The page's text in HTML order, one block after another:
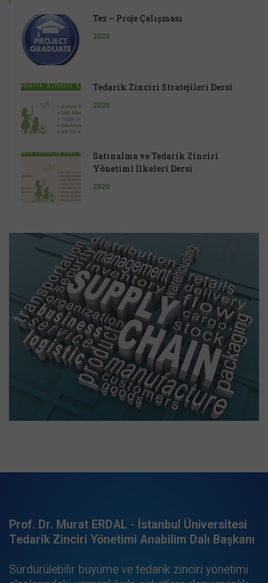
Tez – Proje Çalışması
2020
Tedarik Zinciri Stratejileri Dersi
2020
Satınalma ve Tedarik Zinciri
Yönetimi İlkeleri Dersi
2020
Prof. Dr. Murat ERDAL - İstanbul Üniversitesi
Tedarik Zinciri Yönetimi Anabilim Dalı Başkanı
Sürdürülebilir büyüme ve tedarik zinciri yönetimi